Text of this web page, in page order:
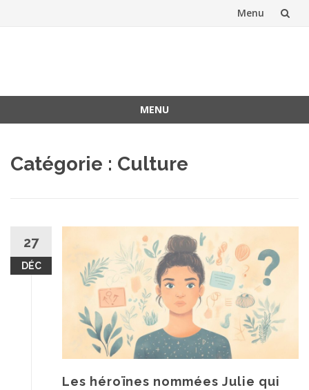
Menu
MENU
contenu
Catégorie : Culture
27
DÉC
Les héroïnes nommées Julie qui